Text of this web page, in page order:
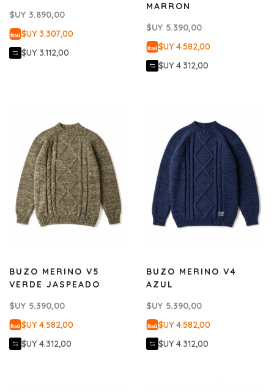
$UY 3.890,00
$UY 3.307,00
$UY 3.112,00
MARRON
$UY 5.390,00
$UY 4.582,00
$UY 4.312,00
BUZO MERINO V5
VERDE JASPEADO
$UY 5.390,00
$UY 4.582,00
$UY 4.312,00
BUZO MERINO V4
AZUL
$UY 5.390,00
$UY 4.582,00
$UY 4.312,00